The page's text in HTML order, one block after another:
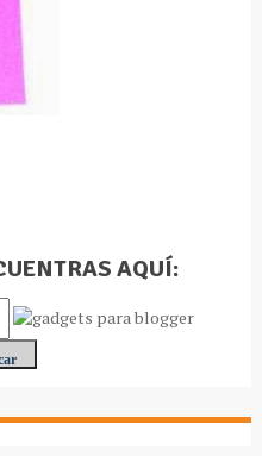
AQUÍ: